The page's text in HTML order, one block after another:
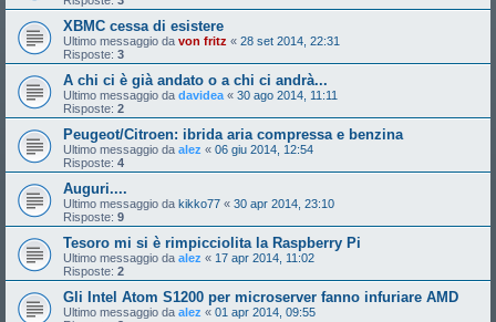
XBMC cessa di esistere
Ultimo messaggio da von fritz « 28 set 2014, 22:31
Risposte: 3
A chi ci è già andato o a chi ci andrà...
Ultimo messaggio da davidea « 30 ago 2014, 11:11
Risposte: 2
Peugeot/Citroen: ibrida aria compressa e benzina
Ultimo messaggio da alez « 06 giu 2014, 12:54
Risposte: 4
Auguri....
Ultimo messaggio da kikko77 « 30 apr 2014, 23:10
Risposte: 9
Tesoro mi si è rimpicciolita la Raspberry Pi
Ultimo messaggio da alez « 17 apr 2014, 11:02
Risposte: 2
Gli Intel Atom S1200 per microserver fanno infuriare AMD
Ultimo messaggio da alez « 01 apr 2014, 09:55